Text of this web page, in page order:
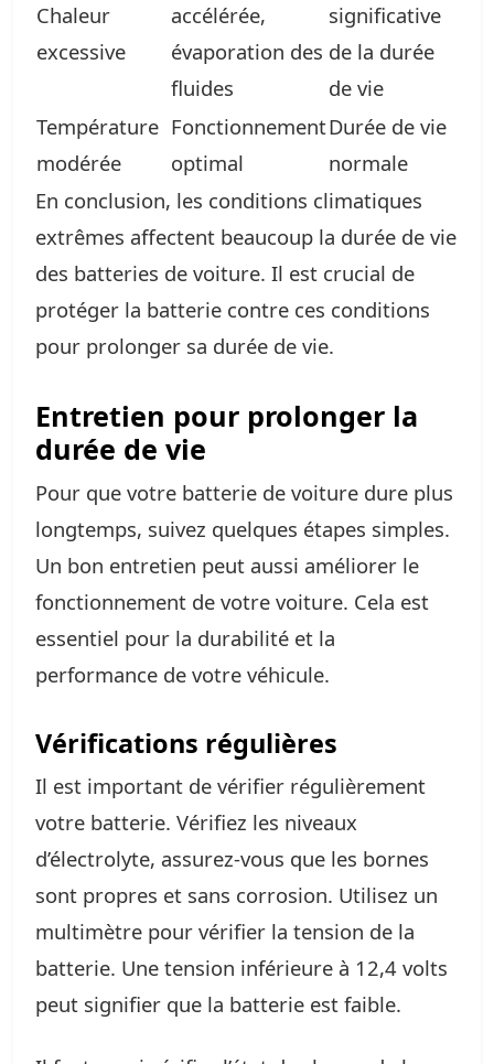
Chaleur
excessive
accélérée,
évaporation des
fluides
significative
de la durée
de vie
Température
modérée
Fonctionnement
optimal
Durée de vie
normale
En conclusion, les conditions climatiques
extrêmes affectent beaucoup la durée de vie
des batteries de voiture. Il est crucial de
protéger la batterie contre ces conditions
pour prolonger sa durée de vie.
Entretien pour prolonger la
durée de vie
Pour que votre batterie de voiture dure plus
longtemps, suivez quelques étapes simples.
Un bon entretien peut aussi améliorer le
fonctionnement de votre voiture. Cela est
essentiel pour la durabilité et la
performance de votre véhicule.
Vérifications régulières
Il est important de vérifier régulièrement
votre batterie. Vérifiez les niveaux
d’électrolyte, assurez-vous que les bornes
sont propres et sans corrosion. Utilisez un
multimètre pour vérifier la tension de la
batterie. Une tension inférieure à 12,4 volts
peut signifier que la batterie est faible.